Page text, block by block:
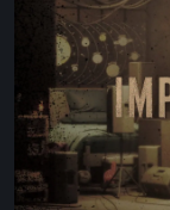
santuario
nel
teatro
dei
fantasmi